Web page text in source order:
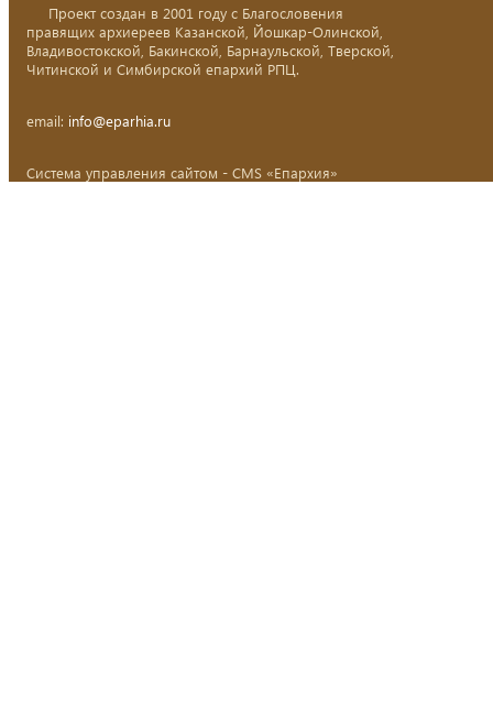
Проект создан в 2001 году с Благословения
правящих архиереев Казанской, Йошкар-Олинской,
Владивостокской, Бакинской, Барнаульской, Тверской,
Читинской и Симбирской епархий РПЦ.
email: info@eparhia.ru
Система управления сайтом - CMS «Епархия»